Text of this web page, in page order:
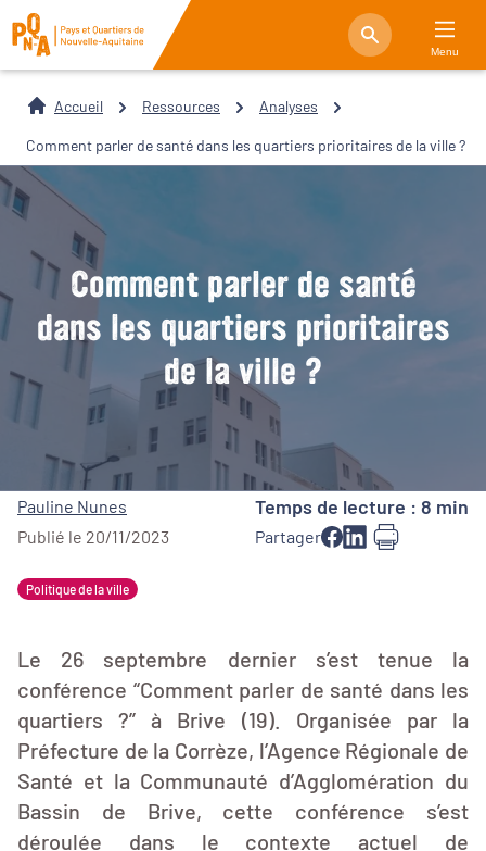
Menu
Accueil Ressources Analyses
Comment parler de santé dans les quartiers prioritaires de la ville ?
Comment parler de santé
dans les quartiers prioritaires
de la ville ?
Pauline Nunes
Publié le 20/11/2023
Temps de lecture : 8 min
Partager
Politique de la ville
Le 26 septembre dernier s’est tenue la
conférence “Comment parler de santé dans les
quartiers ?” à Brive (19). Organisée par la
Préfecture de la Corrèze, l’Agence Régionale de
Santé et la Communauté d’Agglomération du
Bassin de Brive, cette conférence s’est
déroulée dans le contexte actuel de